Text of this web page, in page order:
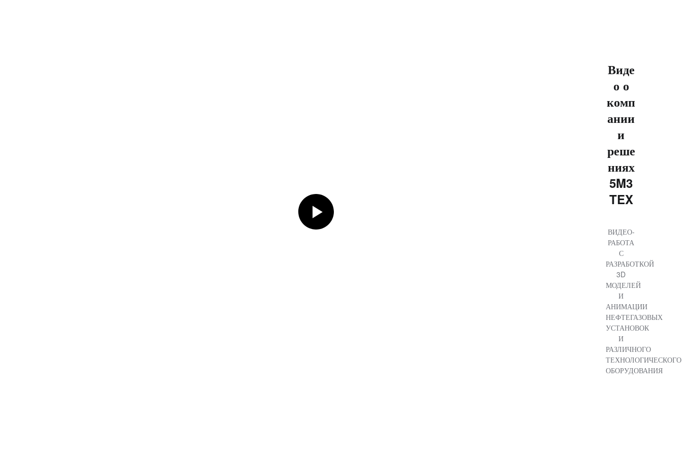
Виде
о о
комп
ании
и
реше
ниях
5M3
TEX
ВИДЕО-
РАБОТА
С
РАЗРАБОТКОЙ
3D
МОДЕЛЕЙ
И
АНИМАЦИИ
НЕФТЕГАЗОВЫХ
УСТАНОВОК
И
РАЗЛИЧНОГО
ТЕХНОЛОГИЧЕСКОГО
ОБОРУДОВАНИЯ